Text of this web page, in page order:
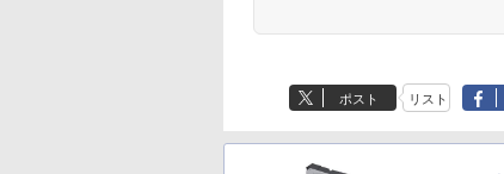
ポスト リスト